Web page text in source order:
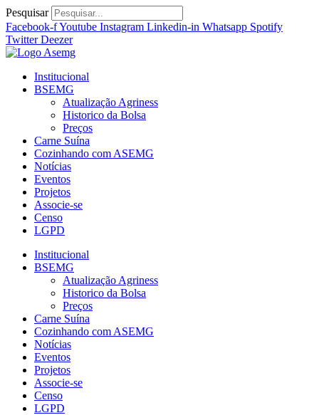
Ir
para
o
conteúdo
Pesquisar
Facebook-fYoutube Instagram Linkedin-in Whatsapp Spotify
Twitter Deezer
Institucional
BSEMG
Atualização Agriness
Historico da Bolsa
Preços
Carne Suína
Cozinhando com ASEMG
Notícias
Eventos
Projetos
Associe-se
Censo
LGPD
Institucional
BSEMG
Atualização Agriness
Historico da Bolsa
Preços
Carne Suína
Cozinhando com ASEMG
Notícias
Eventos
Projetos
Associe-se
Censo
LGPD